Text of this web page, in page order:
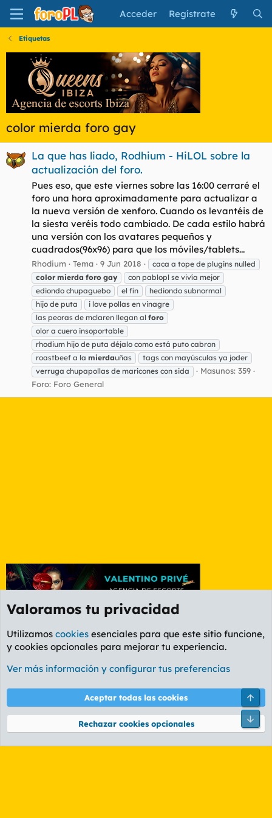
Acceder Regístrate
Etiquetas
color mierda foro gay
La que has liado, Rodhium - HiLOL sobre la
actualización del foro.
Pues eso, que este viernes sobre las 16:00 cerraré el
foro una hora aproximadamente para actualizar a
la nueva versión de xenforo. Cuando os levantéis de
la siesta veréis todo cambiado. De cada estilo habrá
una versión con los avatares pequeños y
cuadrados(96x96) para que los móviles/tablets...
Rhodium Tema 9 Jun 2018
caca a tope de plugins nulled
color mierda foro gay
con pablopl se vivía mejor
ediondo chupaguebo
el fin
hediondo subnormal
hijo de puta
i love pollas en vinagre
las peoras de mclaren llegan al foro
olor a cuero insoportable
rhodium hijo de puta déjalo como está puto cabron
roastbeef a la mierdauñas
tags con mayúsculas ya joder
verruga chupapollas de maricones con sida
Masunos: 359
Foro: Foro General
Etiquetas
Cookies
PL OLDSTYLE AMARILLO
Términos y reglas Política de privacidad Ayuda
Community platform by XenForo® © 2010-2026 XenForo Ltd.
Valoramos tu privacidad
Utilizamos cookies esenciales para que este sitio funcione,
y cookies opcionales para mejorar tu experiencia.
Ver más información y configurar tus preferencias
Aceptar todas las cookies
Rechazar cookies opcionales
Pie